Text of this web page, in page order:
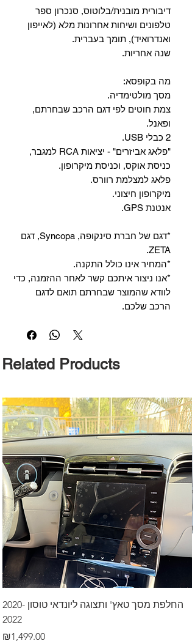
‏דיבורית מובנית/בלוטוס, ‏סנכרון ספר
טלפונים ושיחות אחרונות מלא (לאייפון
ואנדרואיד), תומך בעברית.
שנה אחריות.
מה בקופסא:
מסך מולטימדיה.
צמת חוטים לפי דגם הרכב שבחרתם,
ופאנל.
2 כבלי USB.
"פלאג אביזרים" - יציאות RCA למגבר,
כניסת אוקס, וכניסת מיקרופון.
פלאג למצלמת רוורס.
מיקרופון חיצוני.
אנטנת GPS.
*דגם של חברת סינקופה, Syncopa, דגם
ZETA.
*המחיר אינו כולל התקנה.
*אנו ניצור איתכם קשר לאחר ההזמנה, כדי
לוודא שהמוצר שבחרתם תואם לדגם
הרכב שלכם.
Related Products
החלפת מסך טאץ' ותצוגה ליונדאי טוסון 2020-
2022
Price
₪1,499.00